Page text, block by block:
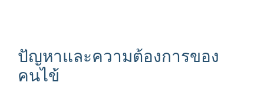
ปัญหาและความต้องการของ
คนไข้